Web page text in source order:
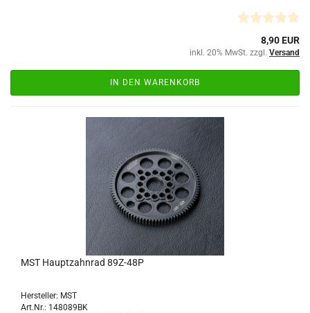
8,90 EUR
inkl. 20% MwSt. zzgl. Versand
IN DEN WARENKORB
MST Hauptzahnrad 89Z-48P
Hersteller: MST
Art.Nr.: 148089BK